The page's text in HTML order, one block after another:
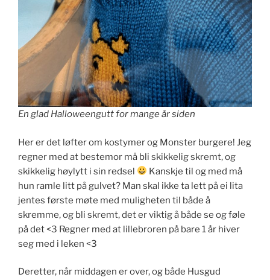
En glad Halloweengutt for mange år siden
Her er det løfter om kostymer og Monster burgere! Jeg
regner med at bestemor må bli skikkelig skremt, og
skikkelig høylytt i sin redsel
Kanskje til og med må
hun ramle litt på gulvet? Man skal ikke ta lett på ei lita
jentes første møte med muligheten til både å
skremme, og bli skremt, det er viktig å både se og føle
på det <3 Regner med at lillebroren på bare 1 år hiver
seg med i leken <3
Deretter, når middagen er over, og både Husgud